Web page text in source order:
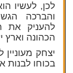
לכן, לעשיו
והברכה
להעניק את
הכהונה וארץ
יצחק
בכוחו לבנות